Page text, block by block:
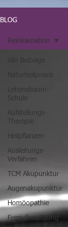
BLOG
Lebensbaum-
Schule
Aufstellungs-
Therapie
Heilpflanzen
Ausleitungs-
Verfahren
TCM Akupunktur
Augenakupunktur
Homöopathie
Fremdbesetzung
Reinkarnation